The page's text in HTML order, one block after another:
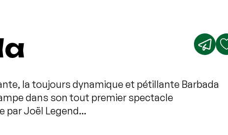
la toujours dynamique et pétillante Barbada
dans son tout premier spectacle
par Joël Legend...